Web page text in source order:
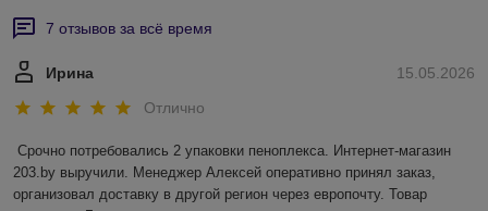
7 отзывов за всё время
15.05.2026
Ирина
Отлично
Срочно потребовались 2 упаковки пеноплекса. Интернет-магазин
203.by выручили. Менеджер Алексей оперативно принял заказ,
организовал доставку в другой регион через европочту. Товар